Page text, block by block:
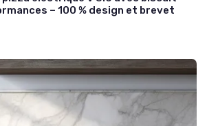
– 100 % design et brevet